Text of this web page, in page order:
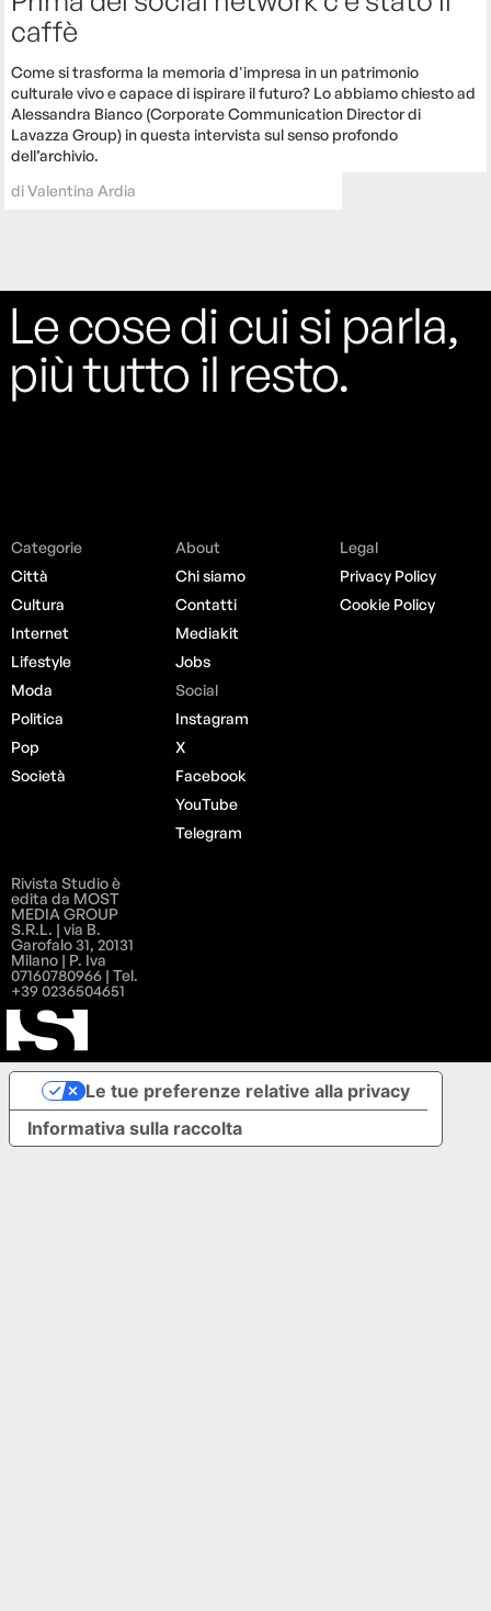
caffè
Come si trasforma la memoria d'impresa in un patrimonio
culturale vivo e capace di ispirare il futuro? Lo abbiamo chiesto ad
Alessandra Bianco (Corporate Communication Director di
Lavazza Group) in questa intervista sul senso profondo
dell’archivio.
diValentina Ardia
Le cose di cui si parla,
più tutto il resto.
Categorie
Città
Cultura
Internet
Lifestyle
Moda
Politica
Pop
Società
About
Chi siamo
Contatti
Mediakit
Jobs
Social
Instagram
X
Facebook
YouTube
Telegram
Legal
Privacy Policy
Cookie Policy
Rivista Studio è
edita da MOST
MEDIA GROUP
S.R.L. | via B.
Garofalo 31, 20131
Milano | P. Iva
07160780966 | Tel.
+39 0236504651
Informativa sulla raccolta
Le tue preferenze relative alla privacy